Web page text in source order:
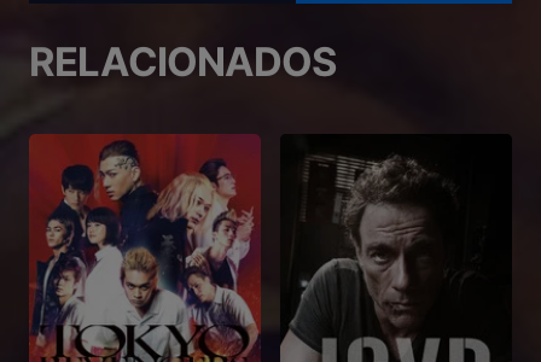
RELACIONADOS